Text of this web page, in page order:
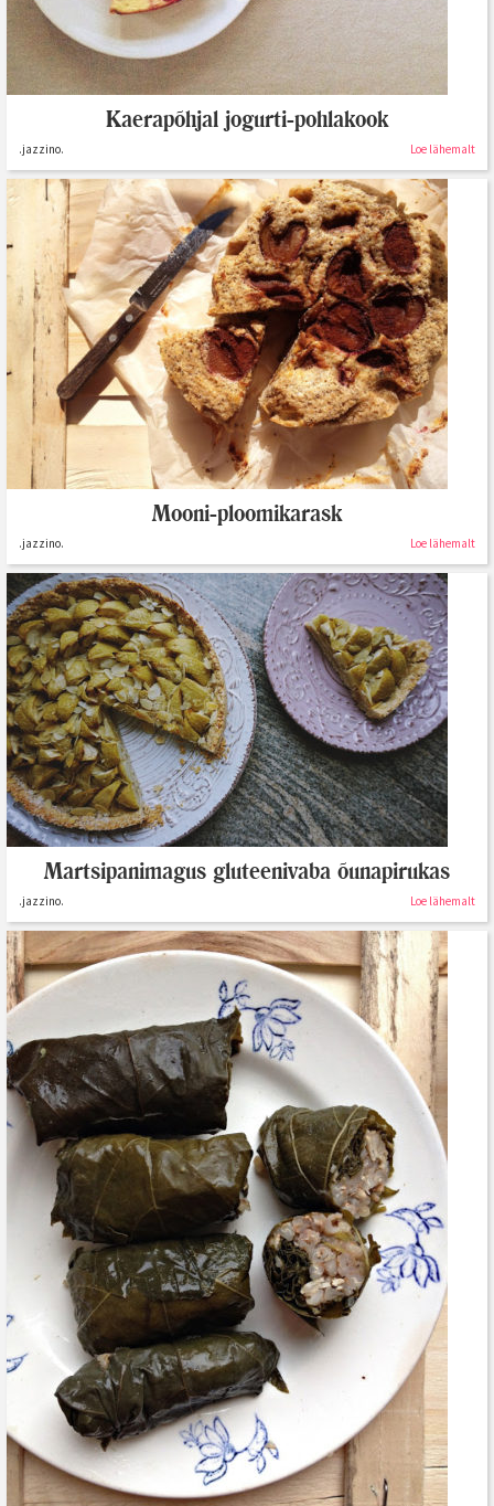
Kaerapõhjal jogurti-pohlakook
.jazzino. Loe lähemalt
Mooni-ploomikarask
.jazzino. Loe lähemalt
Martsipanimagus gluteenivaba õunapirukas
.jazzino. Loe lähemalt